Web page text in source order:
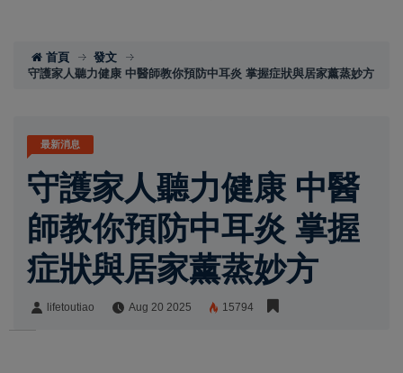
首頁
發文
守護家人聽力健康 中醫師教你預防中耳炎 掌握症狀與居家薰蒸妙方
最新消息
守護家人聽力健康 中醫
師教你預防中耳炎 掌握
症狀與居家薰蒸妙方
lifetoutiao Aug 20 2025 15794